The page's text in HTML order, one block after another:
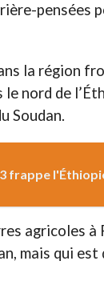
pensées
la région
nord de
Soudan.
frappe
agricoles à
mais qui est